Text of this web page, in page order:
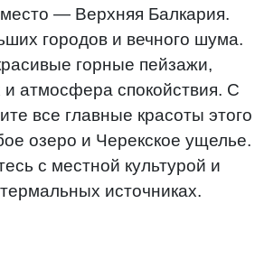
— Верхняя Балкария.
городов и вечного шума.
горные пейзажи,
и атмосфера спокойствия. С
все главные красоты этого
озеро и Черекское ущелье.
с местной культурой и
источниках.